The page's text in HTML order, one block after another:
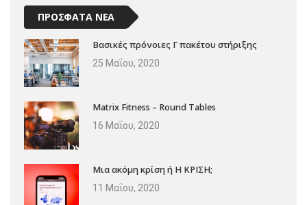
ΠΡΟΣΦΑΤΑ ΝΕΑ
Βασικές πρόνοιες Γ πακέτου στήριξης
25 Μαΐου, 2020
Matrix Fitness – Round Tables
16 Μαΐου, 2020
Μια ακόμη κρίση ή Η ΚΡΙΣΗ;
11 Μαΐου, 2020